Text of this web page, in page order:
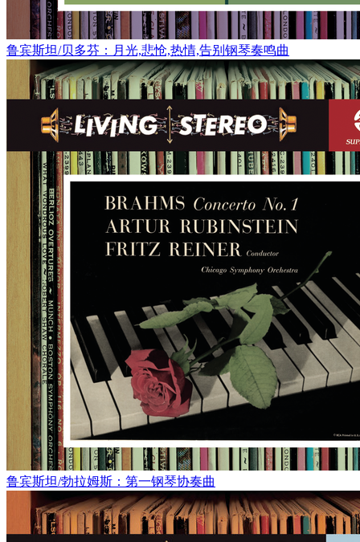
鲁宾斯坦/贝多芬：月光,悲怆,热情,告别钢琴奏鸣曲
鲁宾斯坦/勃拉姆斯：第一钢琴协奏曲